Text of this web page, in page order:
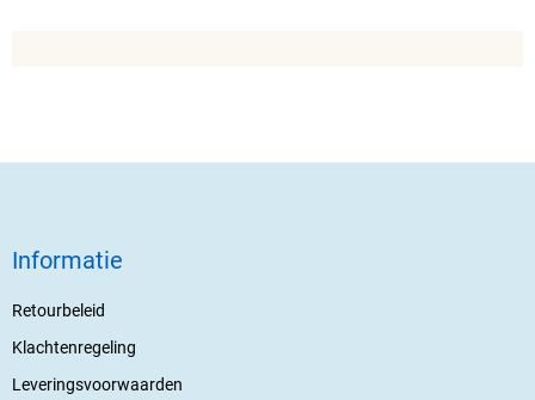
Informatie
Retourbeleid
Klachtenregeling
Leveringsvoorwaarden